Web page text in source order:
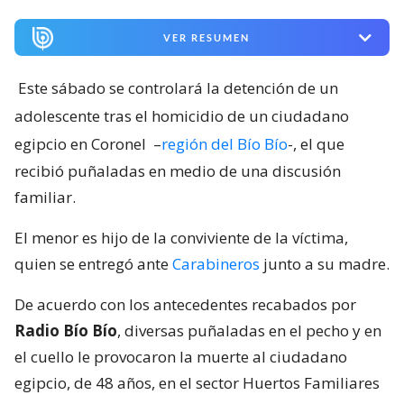
VER RESUMEN
Este sábado se controlará la detención de un
adolescente tras el homicidio de un ciudadano
egipcio en Coronel –región del Bío Bío-, el que
recibió puñaladas en medio de una discusión
familiar.
El menor es hijo de la conviviente de la víctima,
quien se entregó anteCarabineros junto a su madre.
De acuerdo con los antecedentes recabados por
Radio Bío Bío, diversas puñaladas en el pecho y en
el cuello le provocaron la muerte al ciudadano
egipcio, de 48 años, en el sector Huertos Familiares